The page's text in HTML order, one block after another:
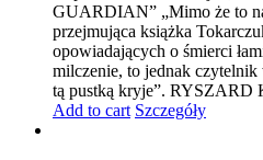
GUARDIAN” „Mimo że to
przejmująca książka
opowiadających o śmierci
milczenie, to jednak
tą pustką kryje”.
Add to cart Szczegóły